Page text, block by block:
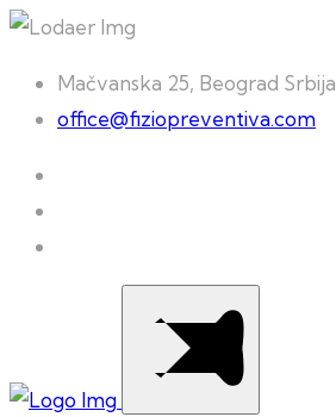
Mačvanska 25, Beograd Srbija
office@fiziopreventiva.com